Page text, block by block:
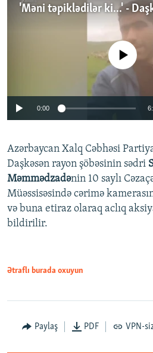
Auto 240p 360p
720p
No media source
0:00
Azərbaycan Xalq Cəbhəsi
Daşkəsən rayon şöbəsinin sədri
Məmmədzadənin 10 saylı
Müəssisəsində cərimə
və buna etiraz olaraq aclıq
bildirilir.
Ətraflı burada oxuyun
Paylaş PDF VPN-